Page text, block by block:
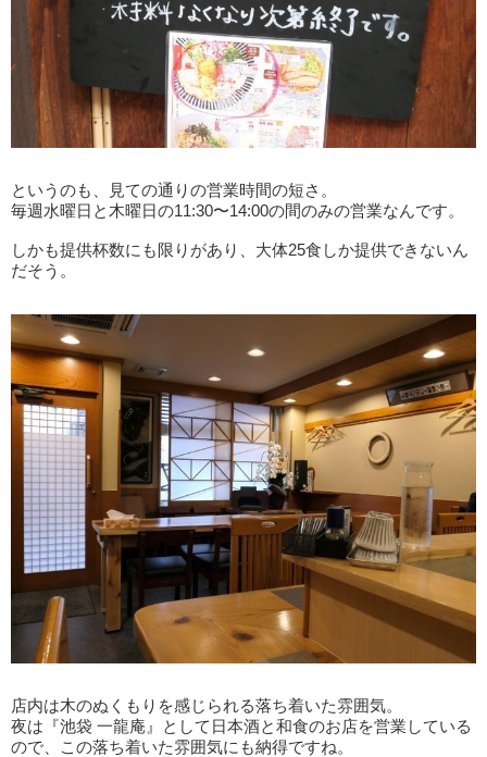
というのも、見ての通りの営業時間の短さ。
毎週水曜日と木曜日の11:30〜14:00の間のみの営業なんです。
しかも提供杯数にも限りがあり、大体25食しか提供できないん
だそう。
店内は木のぬくもりを感じられる落ち着いた雰囲気。
夜は『池袋 一龍庵』として日本酒と和食のお店を営業している
ので、この落ち着いた雰囲気にも納得ですね。